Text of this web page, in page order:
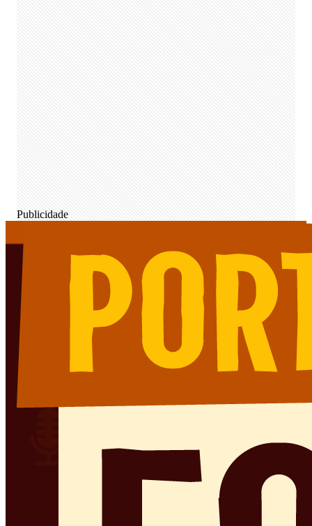
Publicidade